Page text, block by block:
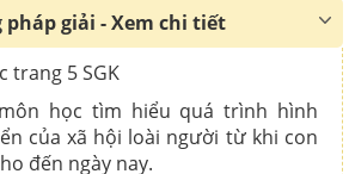
pháp giải - Xem chi tiết
trang 5 SGK
học tìm hiểu quá trình hình
của xã hội loài người từ khi con
đến ngày nay.